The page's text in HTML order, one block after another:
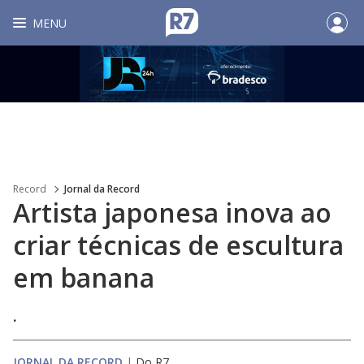
MENU
Record Jornal da Record
Artista japonesa inova ao
criar técnicas de escultura
em banana
.